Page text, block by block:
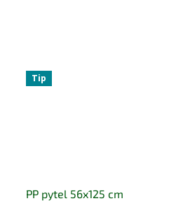
Tip
PP pytel 56x125 cm